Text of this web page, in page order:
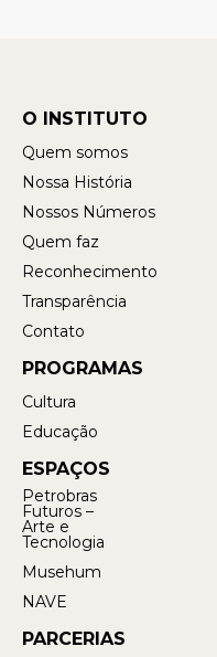
O INSTITUTO
Quem somos
Nossa História
Nossos Números
Quem faz
Reconhecimento
Transparência
Contato
PROGRAMAS
Cultura
Educação
ESPAÇOS
Petrobras
Futuros –
Arte e
Tecnologia
Musehum
NAVE
PARCERIAS